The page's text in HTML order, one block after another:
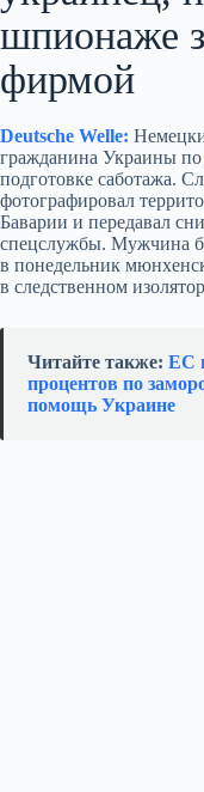
шпионаже
фирмой
Deutsche Welle:
гражданина Украины по
подготовке саботажа.
фотографировал
Баварии и передавал
спецслужбы. Мужчина
в понедельник
в следственном
Читайте также: ЕС
процентов по
помощь Украине